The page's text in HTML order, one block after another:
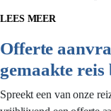
LEES MEER
Offerte
gemaakte
Spreekt een van onze